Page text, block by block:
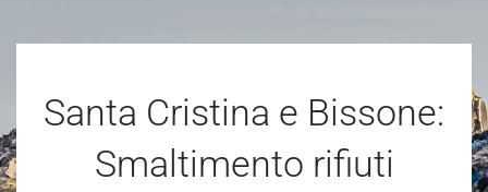
Santa Cristina e Bissone:
Smaltimento rifiuti